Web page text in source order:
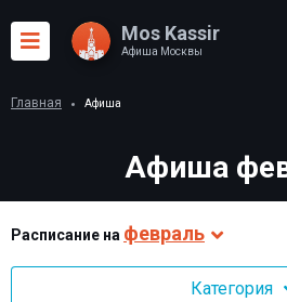
Mos Kassir
Афиша Москвы
Главная Афиша
Афиша
Раcписание на февраль
Категория